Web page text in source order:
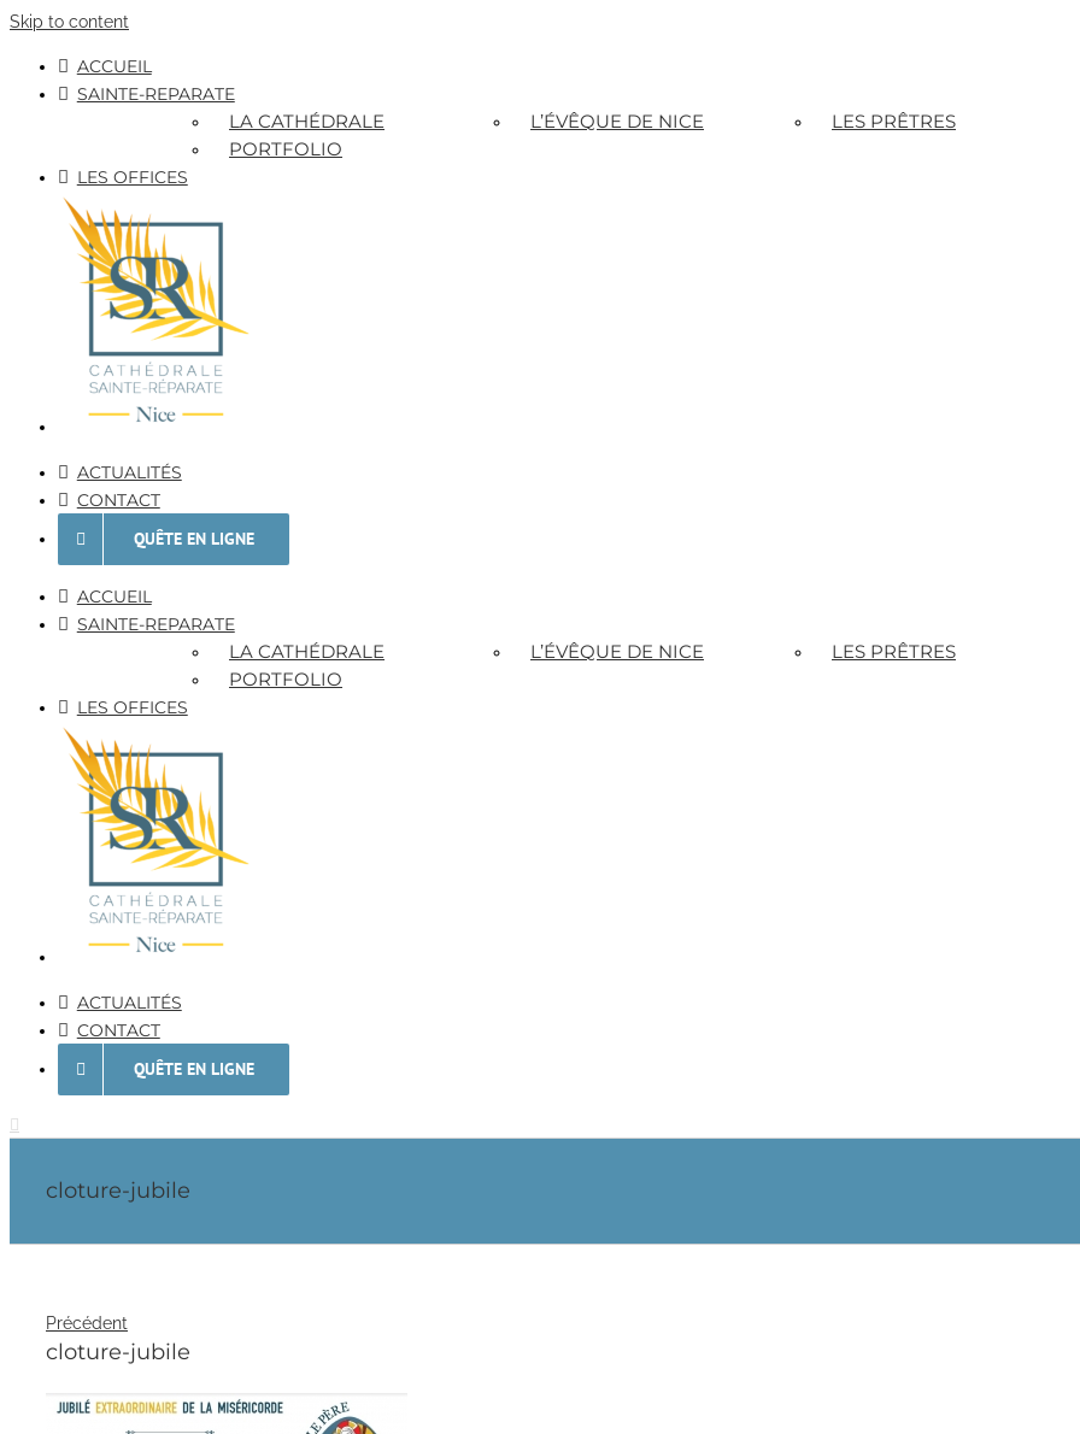
Skip to content
ACCUEIL
SAINTE-REPARATE
LA CATHÉDRALE L’ÉVÊQUE DE NICE LES PRÊTRES
PORTFOLIO
LES OFFICES
ACTUALITÉS
CONTACT
QUÊTE EN LIGNE
ACCUEIL
SAINTE-REPARATE
LA CATHÉDRALE L’ÉVÊQUE DE NICE LES PRÊTRES
PORTFOLIO
LES OFFICES
ACTUALITÉS
CONTACT
QUÊTE EN LIGNE
cloture-jubile
Précédent
cloture-jubile